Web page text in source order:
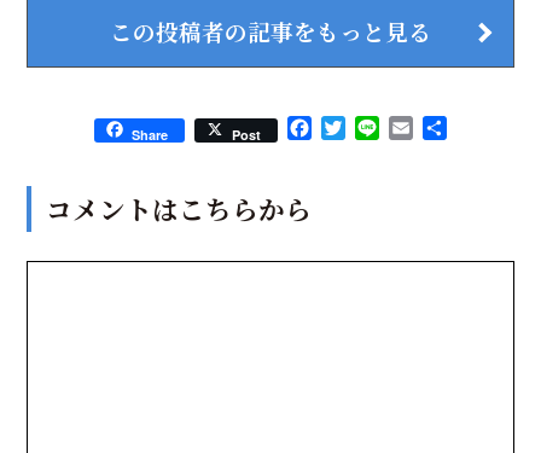
この投稿者の記事をもっと見る
Share Post Facebook
Twitter
Line Email
コメントはこちらから